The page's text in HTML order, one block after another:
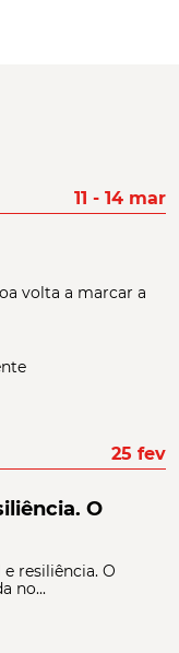
11 - 14 mar
volta a marcar a
25 fev
O
resiliência. O
no...